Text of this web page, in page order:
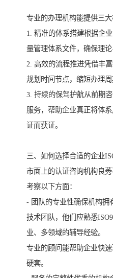
专业的办理机构能提供三大
1. 精准的体系搭建根据企
量管理体系文件，确保理论
2. 高效的流程推进凭借丰
规划时间节点，缩短办理周
3. 持续的保驾护航从前期
服务，帮助企业真正将体
证而获证。
三、如何选择合适的企业
市面上的认证咨询机构良
考察以下方面：
- 团队的专业性确保机构拥
技术团队，他们应熟悉
业、多领域的辅导经验。
专业的顾问能帮助企业快
硬套。